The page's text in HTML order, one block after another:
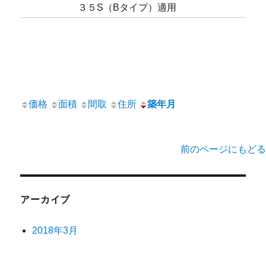
３５S（Bタイプ）適用
価格 面積 間取 住所 築年月
前のページにもどる
アーカイブ
2018年3月